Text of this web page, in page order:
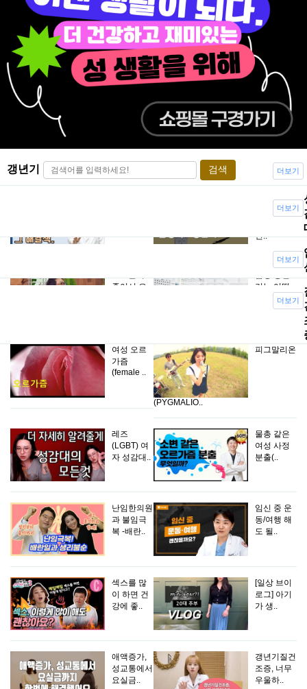
갱년기 검색 더보기
중년을 위
협하는 불
년..
줄어서 오
기는 어떻
게 치료하..
더보기
여성 오르
가즘
(female ..
피그말리온
(PYGMALIO..
레즈
(LGBT) 여
자 성감대..
물총 같은
여성 사정
분출(..
더보기
난임한의원
과 불임극
복 -배란..
임신 중 운
동/여행 해
도 될..
섹스를 많
이 하면 건
강에 좋..
[일상 브이
로그] 아기
가 생..
더보기
애액증가,
성교통에서
요실금..
갱년기질건
조증, 너무
우울하..